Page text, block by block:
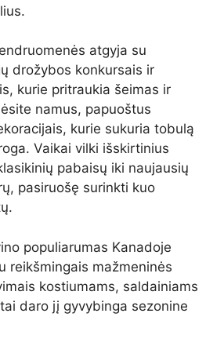
atgyja su
drožybos konkursais ir
kurie pritraukia šeimas ir
namus, papuoštus
kurie sukuria tobulą
Vaikai vilki išskirtinius
pabaisų iki naujausių
pasiruošę surinkti kuo
populiarumas Kanadoje
reikšmingais mažmeninės
kostiumams, saldainiams
daro jį gyvybinga sezonine